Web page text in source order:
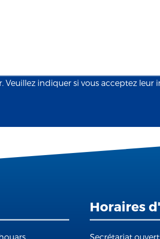
indiquer si vous acceptez leur
Horaires
Secrétariat